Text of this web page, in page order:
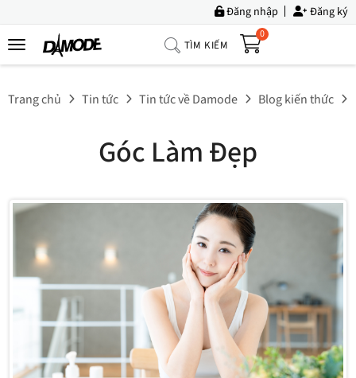
Đăng nhập Đăng ký
TÌM KIẾM
0
Trang
Phẩm
Trang chủ Tin tức Tin tức về Damode Blog kiến thức
Góc Làm Đẹp